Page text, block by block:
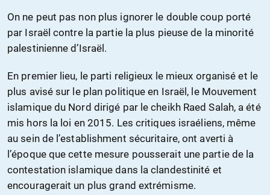
On ne peut pas non plus ignorer le double coup porté
par Israël contre la partie la plus pieuse de la minorité
palestinienne d’Israël.
En premier lieu, le parti religieux le mieux organisé et le
plus avisé sur le plan politique en Israël, le Mouvement
islamique du Nord dirigé par le cheikh Raed Salah, a été
mis hors la loi en 2015. Les critiques israéliens, même
au sein de l’establishment sécuritaire, ont averti à
l’époque que cette mesure pousserait une partie de la
contestation islamique dans la clandestinité et
encouragerait un plus grand extrémisme.